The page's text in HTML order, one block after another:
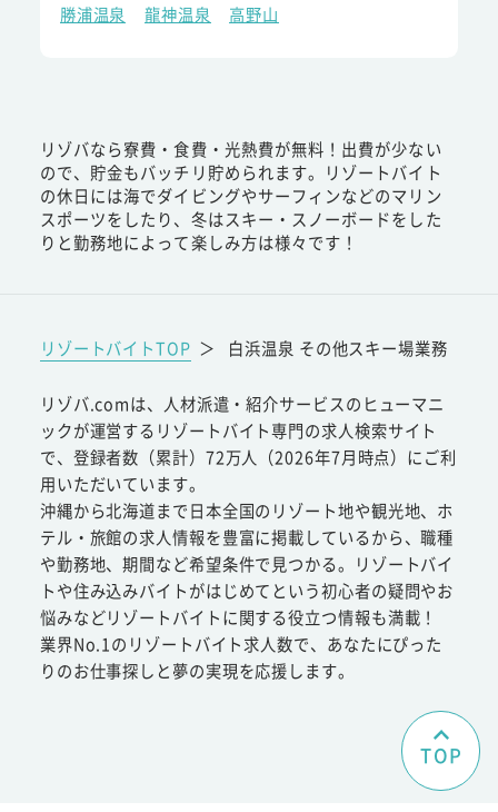
勝浦温泉
龍神温泉 高野山
リゾバなら寮費・食費・光熱費が無料！出費が少ない
ので、貯金もバッチリ貯められます。リゾートバイト
の休日には海でダイビングやサーフィンなどのマリン
スポーツをしたり、冬はスキー・スノーボードをした
りと勤務地によって楽しみ方は様々です！
リゾートバイトTOP ＞ 白浜温泉 その他スキー場業務
リゾバ.comは、人材派遣・紹介サービスのヒューマニ
ックが運営するリゾートバイト専門の求人検索サイト
で、登録者数（累計）72万人（2026年7月時点）にご利
用いただいています。
沖縄から北海道まで日本全国のリゾート地や観光地、ホ
テル・旅館の求人情報を豊富に掲載しているから、職種
や勤務地、期間など希望条件で見つかる。リゾートバイ
トや住み込みバイトがはじめてという初心者の疑問やお
悩みなどリゾートバイトに関する役立つ情報も満載！
業界No.1のリゾートバイト求人数で、あなたにぴった
りのお仕事探しと夢の実現を応援します。
TOP